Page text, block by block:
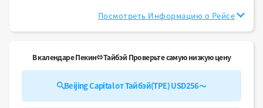
Посмотреть Информацию о Рейсе
В календаре Пекин⇔Тайбэй Проверьте самую низкую цену
Beijing Capital от Тайбэй(TPE) USD256～